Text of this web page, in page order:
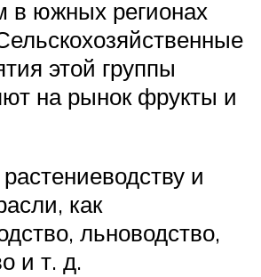
в южных регионах
этой группы
на рынок фрукты и
и
как
льноводство,
и т. д.